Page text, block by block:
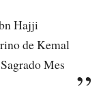
Hajji
de Kemal
Mes